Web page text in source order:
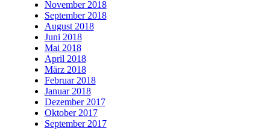
November 2018
September 2018
August 2018
Juni 2018
Mai 2018
April 2018
März 2018
Februar 2018
Januar 2018
Dezember 2017
Oktober 2017
September 2017